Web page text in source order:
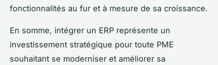
fonctionnalités au fur et à mesure de sa croissance.
En somme, intégrer un ERP représente un
investissement stratégique pour toute PME
souhaitant se moderniser et améliorer sa